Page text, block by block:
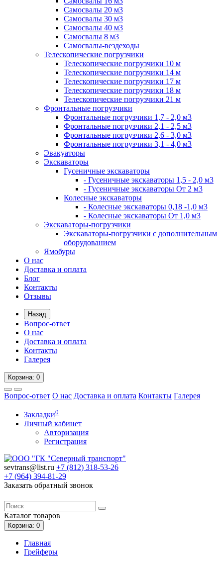
Самосвалы 20 м3
Самосвалы 30 м3
Самосвалы 40 м3
Самосвалы 8 м3
Самосвалы-вездеходы
Телескопические погрузчики
Телескопические погрузчики 10 м
Телескопические погрузчики 14 м
Телескопические погрузчики 17 м
Телескопические погрузчики 18 м
Телескопические погрузчики 21 м
Фронтальные погрузчики
Фронтальные погрузчики 1,7 - 2,0 м3
Фронтальные погрузчики 2,1 - 2,5 м3
Фронтальные погрузчики 2,6 - 3,0 м3
Фронтальные погрузчики 3,1 - 4,0 м3
Эвакуаторы
Экскаваторы
Гусеничные экскаваторы
- Гусеничные экскаваторы 1,5 - 2,0 м3
- Гусеничные экскаваторы От 2 м3
Колесные экскаваторы
- Колесные экскаваторы 0,18 -1,0 м3
- Колесные экскаваторы От 1,0 м3
Экскаваторы-погрузчики
Экскаваторы-погрузчики с дополнительным
оборудованием
Ямобуры
О нас
Доставка и оплата
Блог
Контакты
Отзывы
Назад
Вопрос-ответ
О нас
Доставка и оплата
Контакты
Галерея
Корзина: 0
Вопрос-ответ О нас Доставка и оплата Контакты Галерея
Закладки0
Личный кабинет
Авторизация
Регистрация
sevtrans@list.ru +7 (812) 318-53-26
+7 (964) 394-81-29
Заказать обратный звонок
Каталог товаров
Корзина: 0
Главная
Грейферы